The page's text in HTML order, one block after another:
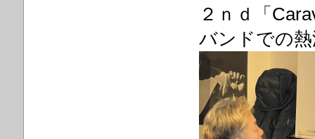
２ｎｄ「
バンドでの